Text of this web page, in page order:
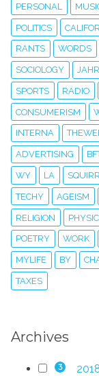
PERSONAL
POLITICS
RANTS WORDS
SOCIOLOGY
SPORTS RADIO
CONSUMERISM
INTERNA
ADVERTISING
WY LA
TECHY AGEISM
RELIGION
POETRY WORK
MYLIFE BY
TAXES
Archives
3